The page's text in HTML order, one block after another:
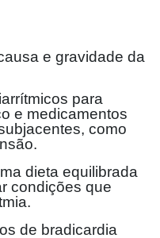
e gravidade da
para
e medicamentos
como
dieta equilibrada
condições que
de bradicardia